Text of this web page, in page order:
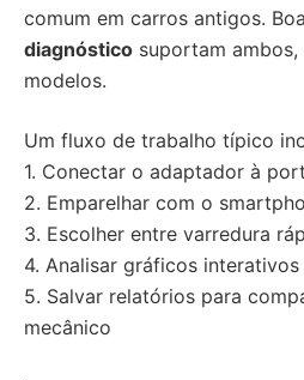
comum em carros antigos.
diagnóstico suportam
modelos.
Um fluxo de trabalho típico
1. Conectar o adaptador à
2. Emparelhar com o
3. Escolher entre varredura
4. Analisar gráficos
5. Salvar relatórios para
mecânico